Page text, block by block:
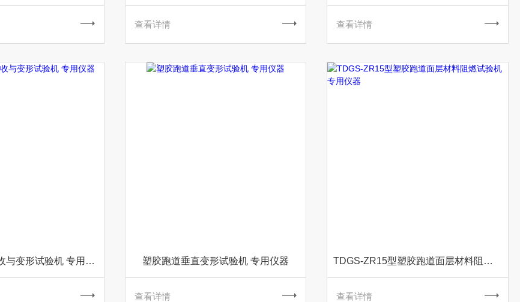
查看详情 查看详情
塑胶跑道冲击吸收与变形试验机 专用仪器 塑胶跑道垂直变形试验机 专用仪器
查看详情
TDGS-ZR15型塑胶跑道面层材料阻燃试验机 专用仪器
查看详情